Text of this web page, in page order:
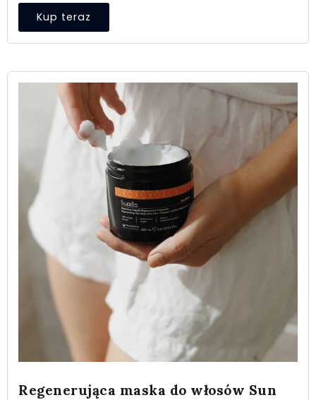
Kup teraz
Regenerująca maska do włosów Sun